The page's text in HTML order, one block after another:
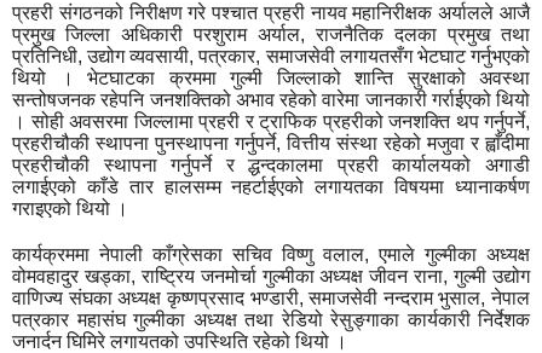
प्रहरी संगठनको निरीक्षण गरे पश्चात प्रहरी नायव महानिरीक्षक अर्यालले आजै
प्रमुख जिल्ला अधिकारी परशुराम अर्याल, राजनैतिक दलका प्रमुख तथा
प्रतिनिधी, उद्योग व्यवसायी, पत्रकार, समाजसेवी लगायतसँग भेटघाट गर्नुभएको
थियो । भेटघाटका क्रममा गुल्मी जिल्लाको शान्ति सुरक्षाको अवस्था
सन्तोषजनक रहेपनि जनशक्तिको अभाव रहेको वारेमा जानकारी गर्राईएको थियो
। सोही अवसरमा जिल्लामा प्रहरी र ट्राफिक प्रहरीको जनशक्ति थप गर्नुपर्ने,
प्रहरीचौकी स्थापना पुनस्थापना गर्नुपर्ने, वित्तीय संस्था रहेको मजुवा र ह्वाँदीमा
प्रहरीचौकी स्थापना गर्नुपर्ने र द्धन्दकालमा प्रहरी कार्यालयको अगाडी
लगाईएको काँडे तार हालसम्म नहर्टाईएको लगायतका विषयमा ध्यानाकर्षण
गराइएको थियो ।
कार्यक्रममा नेपाली काँग्रेसका सचिव विष्णु वलाल, एमाले गुल्मीका अध्यक्ष
वोमवहादुर खड्का, राष्ट्रिय जनमोर्चा गुल्मीका अध्यक्ष जीवन राना, गुल्मी उद्योग
वाणिज्य संघका अध्यक्ष कृष्णप्रसाद भण्डारी, समाजसेवी नन्दराम भुसाल, नेपाल
पत्रकार महासंघ गुल्मीका अध्यक्ष तथा रेडियो रेसुङ्गाका कार्यकारी निर्देशक
जनार्दन घिमिरे लगायतको उपस्थिति रहेको थियो ।